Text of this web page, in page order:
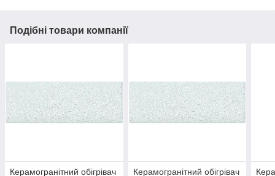
Подібні товари компанії
Керамогранітний обігрівач
Керамогранітний обігрівач